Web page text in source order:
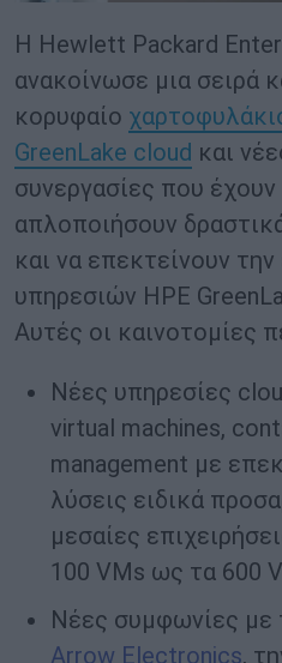
Η Hewlett Packard
ανακοίνωσε μια σειρά
κορυφαίο
GreenLake cloud και
συνεργασίες που έχουν
απλοποιήσουν
και να επεκτείνουν
υπηρεσιών HPE
Αυτές οι καινοτομίες
Νέες υπηρεσίες
virtual machines,
management με
λύσεις ειδικά
μεσαίες
100 VMs ως τα 600
Νέες συμφωνίες με
Arrow Electronics,